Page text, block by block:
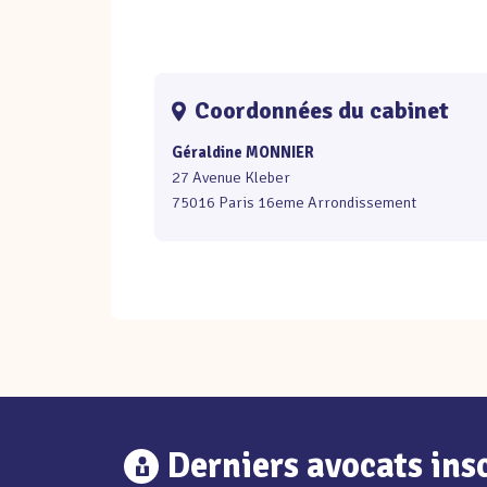
Coordonnées du cabinet
Géraldine MONNIER
27 Avenue Kleber
75016 Paris 16eme Arrondissement
Derniers avocats